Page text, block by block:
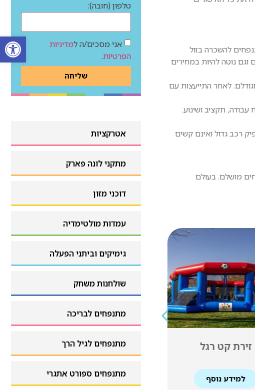
להשכרה בזול
נוטה להיות במחירים
לאחר התייעצות עם
תקציב ושינוע.
רכב גדול ואינם קשים
מושלם. בעולם
כדור על המים
למידע נוסף
מראת צילום 55 אינץ’
טאץ’
טלפון (חובה):
אני מסכים/ה למדיניות
הפרטיות.
שליחה
אטרקציות
אטרקציות
מתקני לונה פארק
דוכני מזון
עמדות מולטימדיה
גימיקים וביתני הפעלה
גימיקים וביתני הפעלה
שולחנות משחק
שולחנות משחק
מתנפחים לבריכה
מתנפחים לבריכה
מתנפחים לגיל הרך
מתנפחים ספורט אתגרי